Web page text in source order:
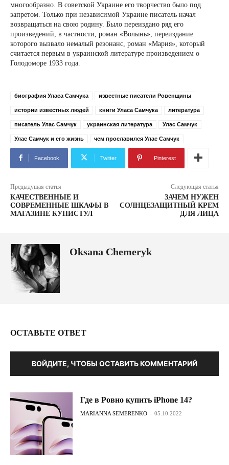
многообразно. В советской Украине его творчество было под
запретом. Только при независимой Украине писатель начал
возвращаться на свою родину. Было переиздано ряд его
произведений, в частности, роман «Волынь», переиздание
которого вызвало немалый резонанс, роман «Мария», который
считается первым в украинской литературе произведением о
Голодоморе 1933 года.
биография Уласа Самчука известные писатели Ровенщины
истории известных людей книги Уласа Самчука литература
писатель Улас Самчук украинская литература Улас Самчук
Улас Самчук и его жизнь чем прославился Улас Самчук
Facebook Twitter Pinterest
Предыдущая статья
КАЧЕСТВЕННЫЕ И
СОВРЕМЕННЫЕ ШКАФЫ В
МАГАЗИНЕ КУПИСТУЛ
Следующая статья
ЗАЧЕМ НУЖЕН
СОЛНЦЕЗАЩИТНЫЙ КРЕМ
ДЛЯ ЛИЦА
Oksana Chemeryk
ОСТАВЬТЕ ОТВЕТ
ВОЙДИТЕ, ЧТОБЫ ОСТАВИТЬ КОММЕНТАРИЙ
Где в Ровно купить iPhone 14?
MARIANNA SEMERENKO - 05.10.2022